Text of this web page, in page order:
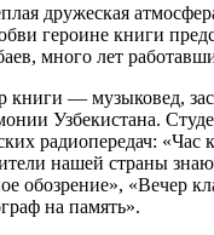
дружеская
героине книги
много лет
книги — музыковед,
Узбекистана.
радиопередач:
нашей страны
обозрение», «Вечер
на память».